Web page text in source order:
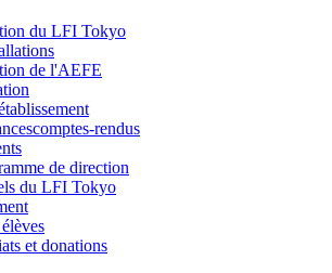
du LFI Tokyo
de l'AEFE
comptes-rendus
de direction
du LFI Tokyo
et donations